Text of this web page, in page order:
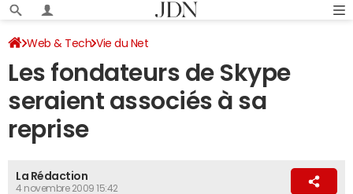
Web & Tech Vie du Net
Les fondateurs de Skype
seraient associés à sa
reprise
La Rédaction
4 novembre 2009 15:42